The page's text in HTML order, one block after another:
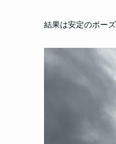
結果は安定のボー